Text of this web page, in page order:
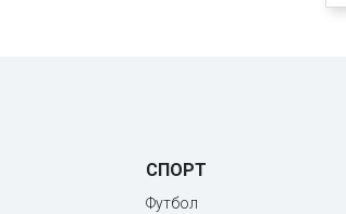
СПОРТ
Футбол